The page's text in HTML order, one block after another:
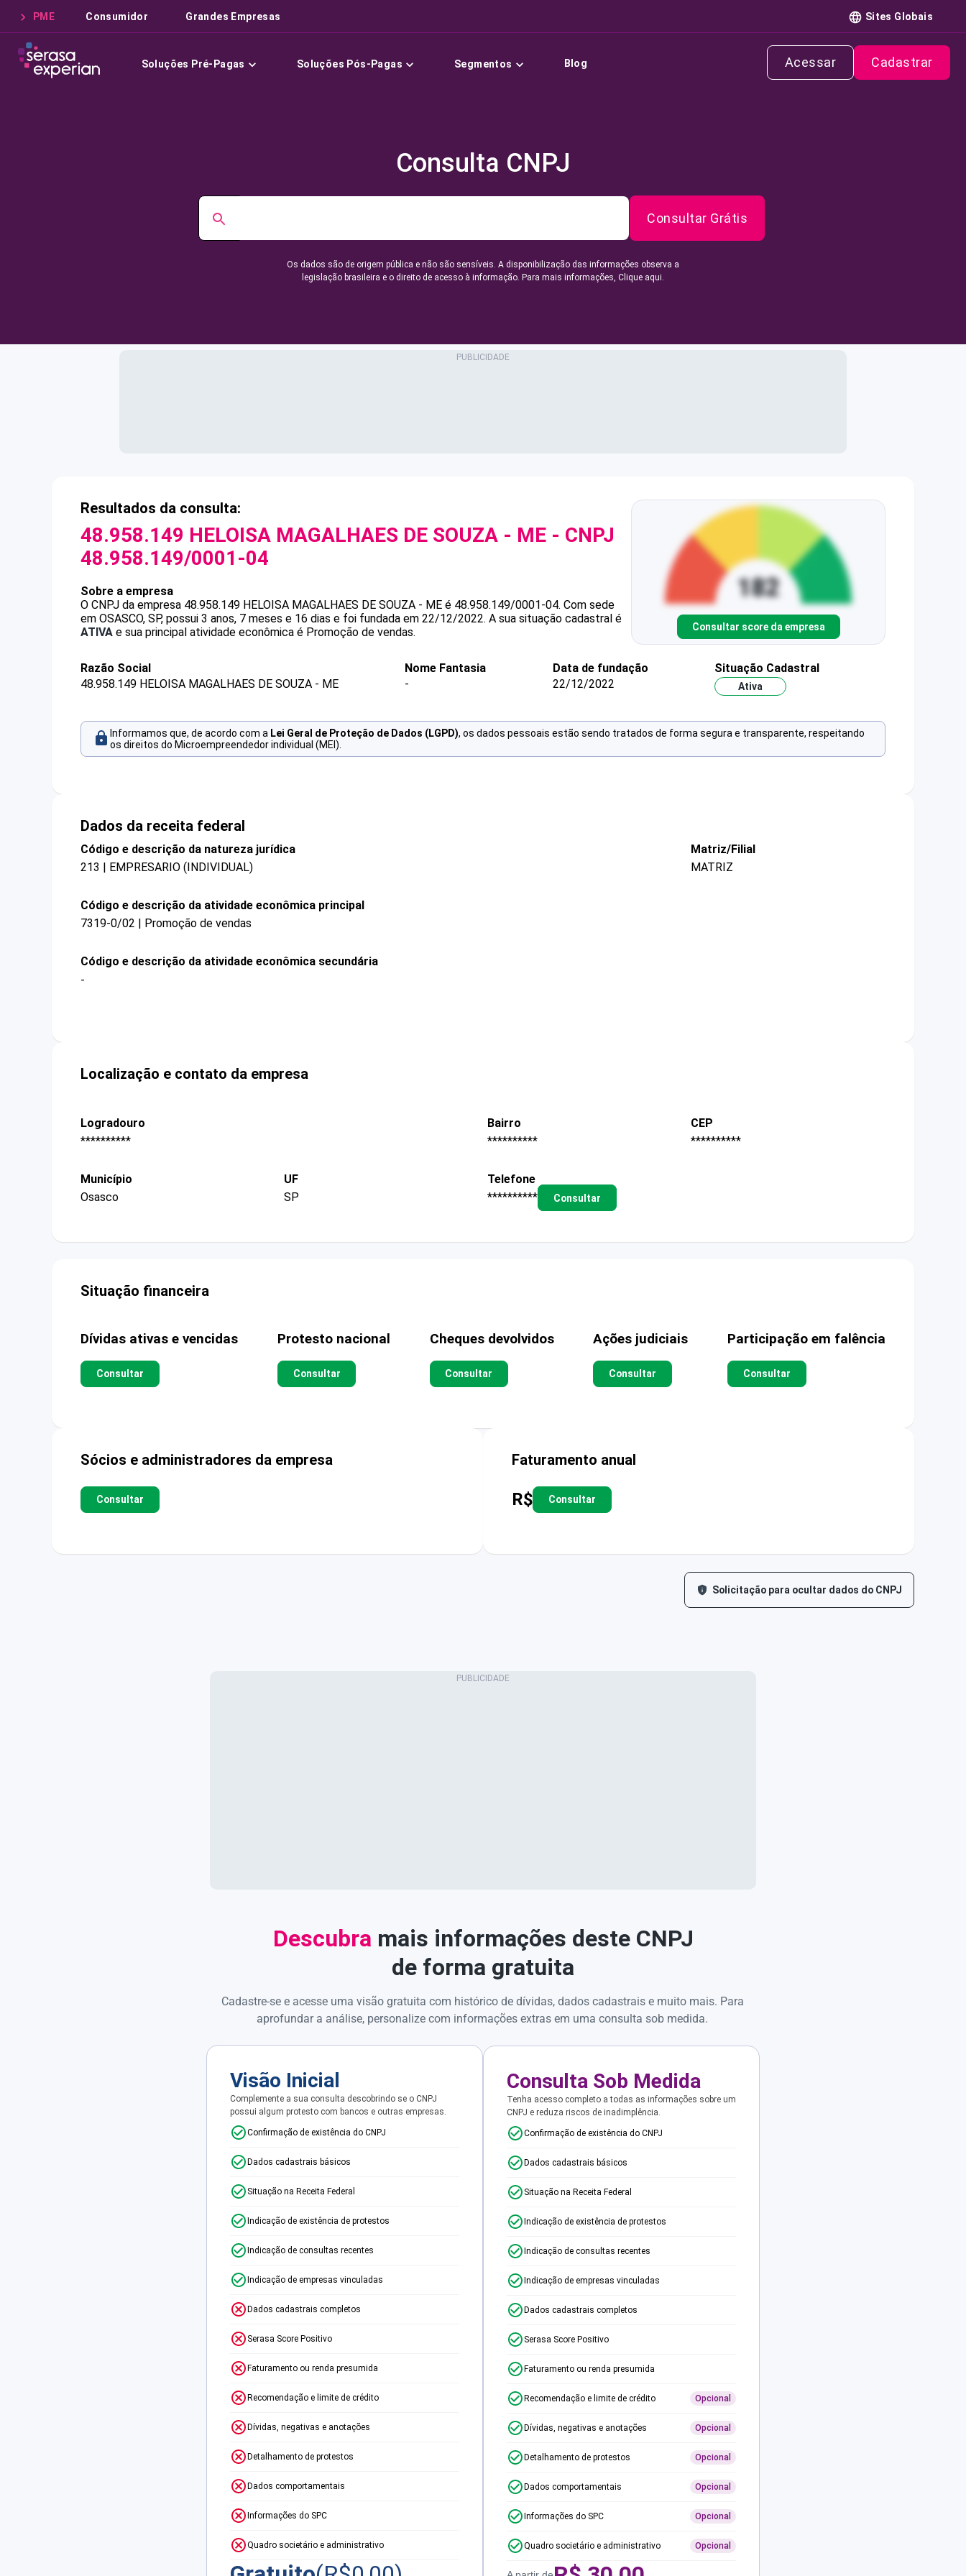
PME Consumidor Grandes Empresas Sites Globais
Soluções Pré-Pagas Soluções Pós-Pagas Segmentos Blog Acessar Cadastrar
Consulta CNPJ
Consultar Grátis
Os dados são de origem pública e não são sensíveis. A disponibilização das informações observa a
legislação brasileira e o direito de acesso à informação. Para mais informações, Clique aqui.
Resultados da consulta:
48.958.149 HELOISA MAGALHAES DE SOUZA - ME - CNPJ
48.958.149/0001-04
Sobre a empresa
O CNPJ da empresa 48.958.149 HELOISA MAGALHAES DE SOUZA - ME é 48.958.149/0001-04. Com sede
em OSASCO, SP, possui 3 anos, 7 meses e 16 dias e foi fundada em 22/12/2022. A sua situação cadastral é
ATIVA e sua principal atividade econômica é Promoção de vendas. Consultar score da empresa
Razão Social
48.958.149 HELOISA MAGALHAES DE SOUZA - ME
Nome Fantasia
-
Data de fundação
22/12/2022
Situação Cadastral
Ativa
Informamos que, de acordo com a Lei Geral de Proteção de Dados (LGPD), os dados pessoais estão sendo tratados de forma segura e transparente, respeitando
os direitos do Microempreendedor individual (MEI).
Dados da receita federal
Código e descrição da natureza jurídica
213 | EMPRESARIO (INDIVIDUAL)
Matriz/Filial
MATRIZ
Código e descrição da atividade econômica principal
7319-0/02 | Promoção de vendas
Código e descrição da atividade econômica secundária
-
Localização e contato da empresa
Logradouro
**********
Bairro
**********
CEP
**********
Município
Osasco
UF
SP
Telefone
**********
Consultar
Situação financeira
Dívidas ativas e vencidas
Consultar
Protesto nacional
Consultar
Cheques devolvidos
Consultar
Ações judiciais
Consultar
Participação em falência
Consultar
Sócios e administradores da empresa
Consultar
Faturamento anual
R$ Consultar
Solicitação para ocultar dados do CNPJ
Descubra mais informações deste CNPJ
de forma gratuita
Cadastre-se e acesse uma visão gratuita com histórico de dívidas, dados cadastrais e muito mais. Para
aprofundar a análise, personalize com informações extras em uma consulta sob medida.
Visão Inicial
Complemente a sua consulta descobrindo se o CNPJ
possui algum protesto com bancos e outras empresas.
Confirmação de existência do CNPJ
Dados cadastrais básicos
Situação na Receita Federal
Indicação de existência de protestos
Indicação de consultas recentes
Indicação de empresas vinculadas
Dados cadastrais completos
Serasa Score Positivo
Faturamento ou renda presumida
Recomendação e limite de crédito
Dívidas, negativas e anotações
Detalhamento de protestos
Dados comportamentais
Informações do SPC
Quadro societário e administrativo
Consulta Sob Medida
Tenha acesso completo a todas as informações sobre um
CNPJ e reduza riscos de inadimplência.
Confirmação de existência do CNPJ
Dados cadastrais básicos
Situação na Receita Federal
Indicação de existência de protestos
Indicação de consultas recentes
Indicação de empresas vinculadas
Dados cadastrais completos
Serasa Score Positivo
Faturamento ou renda presumida
Recomendação e limite de crédito Opcional
Dívidas, negativas e anotações Opcional
Detalhamento de protestos Opcional
Dados comportamentais Opcional
Informações do SPC Opcional
Quadro societário e administrativo Opcional